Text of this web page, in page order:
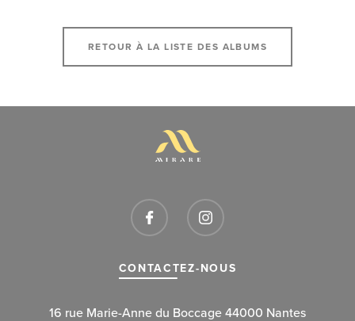
RETOUR À LA LISTE DES ALBUMS
CONTACTEZ-NOUS
16 rue Marie-Anne du Boccage 44000 Nantes